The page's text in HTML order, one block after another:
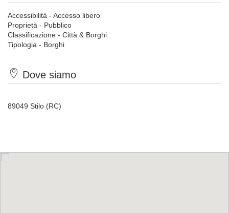
Accessibilità - Accesso libero
Proprietà - Pubblico
Classificazione - Città & Borghi
Tipologia - Borghi
Dove siamo
89049 Stilo (RC)